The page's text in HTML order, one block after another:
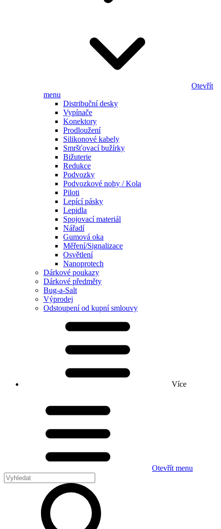
Otevřít
menu
Distribuční desky
Vypínače
Konektory
Prodloužení
Silikonové kabely
Smršťovací bužírky
Bižuterie
Redukce
Podvozky
Podvozkové nohy / Kola
Piloti
Lepící pásky
Lepidla
Spojovací materiál
Nářadí
Gumová oka
Měření/Signalizace
Osvětlení
Nanoprotech
Dárkové poukazy
Dárkové předměty
Bug-a-Salt
Výprodej
Odstoupení od kupní smlouvy
Více
Otevřít menu